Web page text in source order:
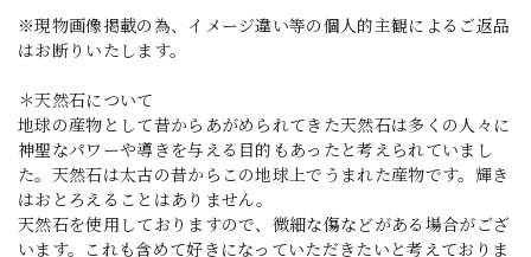
※現物画像掲載の為、イメージ違い等の個人的主観によるご返品
はお断りいたします。
＊天然石について
地球の産物として昔からあがめられてきた天然石は多くの人々に
神聖なパワーや導きを与える目的もあったと考えられていまし
た。天然石は太古の昔からこの地球上でうまれた産物です。輝き
はおとろえることはありません。
天然石を使用しておりますので、微細な傷などがある場合がござ
います。これも含めて好きになっていただきたいと考えておりま